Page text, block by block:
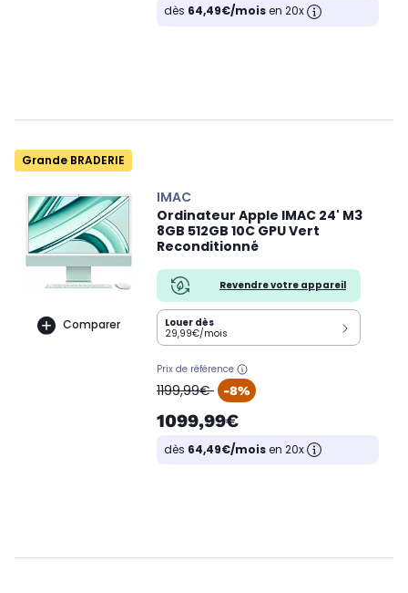
dès 64,49€/moisen 20x
Grande BRADERIE
Comparer
IMAC
Ordinateur Apple IMAC 24' M3
8GB 512GB 10C GPU Vert
Reconditionné
Revendre votre appareil
Louer dès
29,99€/mois
Prix de référence
oldPrice
1199,99€ -8%
1099,99€
dès 64,49€/moisen 20x